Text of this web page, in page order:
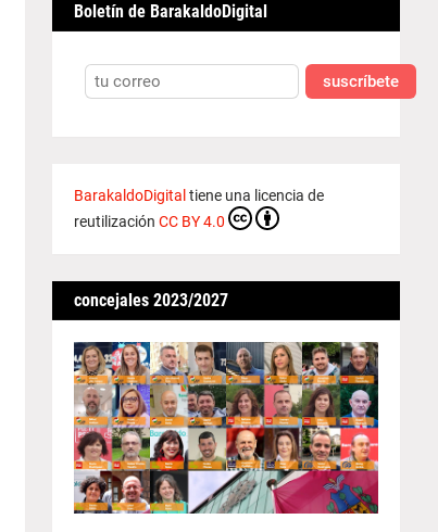
Boletín de BarakaldoDigital
suscríbete
BarakaldoDigital tiene una licencia de
reutilización CC BY 4.0
concejales 2023/2027